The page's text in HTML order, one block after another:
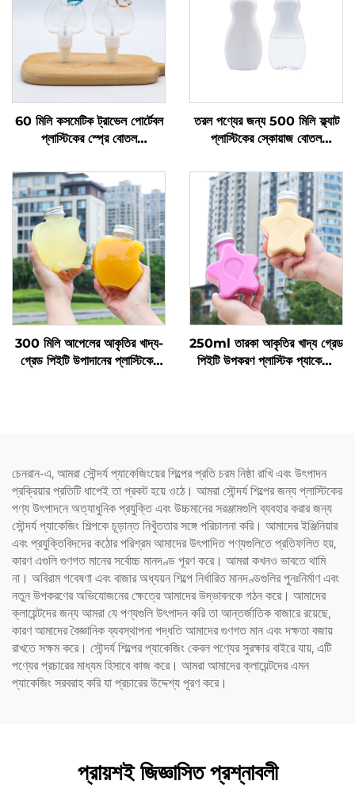
60 মিলি কসমেটিক ট্রাভেল পোর্টেবল
প্লাস্টিকের স্প্রে বোতল
প্যাকিংয়ের জন্য কাস্টম লোগো প্রিন্টিং
সহ পিকেজিংয়ের জন্য পাইকারি
তরল পণ্যের জন্য 500 মিলি ফ্ল্যাট
প্লাস্টিকের স্কোয়াজ বোতল
প্লাস্টিকের বোতল ডিশ সোপ এবং পেট
কেয়ার প্যাকেজিং এবং সিলিং এর জন্য
300 মিলি আপেলের আকৃতির খাদ্য-
গ্রেড পিইটি উপাদানের প্লাস্টিকের
250ml তারকা আকৃতির খাদ্য গ্রেড
পিইটি উপকরণ প্লাস্টিক প্যাকেজিং
চেনরান-এ, আমরা সৌন্দর্য প্যাকেজিংয়ের শিল্পের প্রতি চরম নিষ্ঠা রাখি এবং উৎপাদন
প্রক্রিয়ার প্রতিটি ধাপেই তা প্রকট হয়ে ওঠে। আমরা সৌন্দর্য শিল্পের জন্য প্লাস্টিকের
পণ্য উৎপাদনে অত্যাধুনিক প্রযুক্তি এবং উচ্চমানের সরঞ্জামগুলি ব্যবহার করার জন্য
সৌন্দর্য প্যাকেজিং শিল্পকে চূড়ান্ত নিখুঁততার সঙ্গে পরিচালনা করি। আমাদের ইঞ্জিনিয়ার
এবং প্রযুক্তিবিদদের কঠোর পরিশ্রম আমাদের উৎপাদিত পণ্যগুলিতে প্রতিফলিত হয়,
কারণ এগুলি গুণগত মানের সর্বোচ্চ মানদণ্ড পূরণ করে। আমরা কখনও ভাবতে থামি
না। অবিরাম গবেষণা এবং বাজার অধ্যয়ন শিল্পে নির্ধারিত মানদণ্ডগুলির পুনঃনির্মাণ এবং
নতুন উপকরণের অভিযোজনের ক্ষেত্রে আমাদের উদ্ভাবনকে গঠন করে। আমাদের
ক্লায়েন্টদের জন্য আমরা যে পণ্যগুলি উৎপাদন করি তা আন্তর্জাতিক বাজারে রয়েছে,
কারণ আমাদের বৈজ্ঞানিক ব্যবস্থাপনা পদ্ধতি আমাদের গুণগত মান এবং দক্ষতা বজায়
রাখতে সক্ষম করে। সৌন্দর্য শিল্পের প্যাকেজিং কেবল পণ্যের সুরক্ষার বাইরে যায়, এটি
পণ্যের প্রচারের মাধ্যম হিসাবে কাজ করে। আমরা আমাদের ক্লায়েন্টদের এমন
প্যাকেজিং সরবরাহ করি যা প্রচারের উদ্দেশ্য পূরণ করে।
প্রায়শই জিজ্ঞাসিত প্রশ্নাবলী